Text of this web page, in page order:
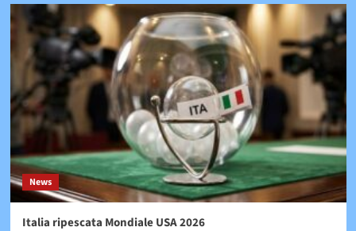
News
Italia ripescata Mondiale USA 2026